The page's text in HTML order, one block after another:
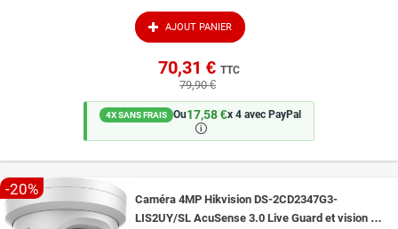
Hik-Connect
ou DMSS vous donne le direct, les
alertes et les enregistrements sur smartphone.
AJOUT PANIER
70,31 € TTC
79,90 €
4X SANS FRAIS Ou17,58 €x 4 avec PayPal
🛈
-20%
Caméra 4MP Hikvision DS-2CD2347G3-
LIS2UY/SL AcuSense 3.0 Live Guard et vision de